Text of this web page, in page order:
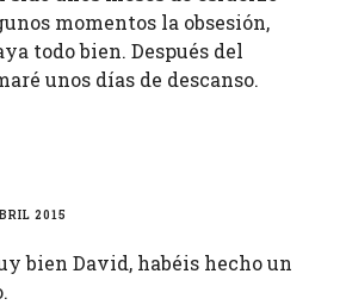
momentos la obsesión,
todo bien. Después del
unos días de descanso.
2015
bien David, habéis hecho un